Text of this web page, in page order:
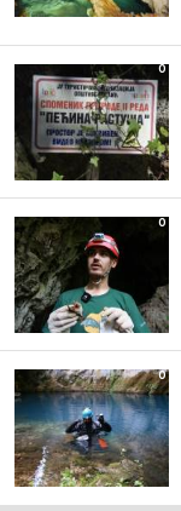
0
0
0